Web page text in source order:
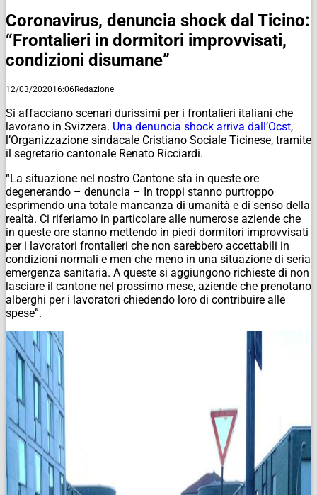
Coronavirus, denuncia shock dal Ticino:
“Frontalieri in dormitori improvvisati,
condizioni disumane”
12/03/202016:06Redazione
Si affacciano scenari durissimi per i frontalieri italiani che
lavorano in Svizzera. Una denuncia shock arriva dall’Ocst,
l’Organizzazione sindacale Cristiano Sociale Ticinese, tramite
il segretario cantonale Renato Ricciardi.
“La situazione nel nostro Cantone sta in queste ore
degenerando – denuncia – In troppi stanno purtroppo
esprimendo una totale mancanza di umanità e di senso della
realtà. Ci riferiamo in particolare alle numerose aziende che
in queste ore stanno mettendo in piedi dormitori improvvisati
per i lavoratori frontalieri che non sarebbero accettabili in
condizioni normali e men che meno in una situazione di seria
emergenza sanitaria. A queste si aggiungono richieste di non
lasciare il cantone nel prossimo mese, aziende che prenotano
alberghi per i lavoratori chiedendo loro di contribuire alle
spese”.